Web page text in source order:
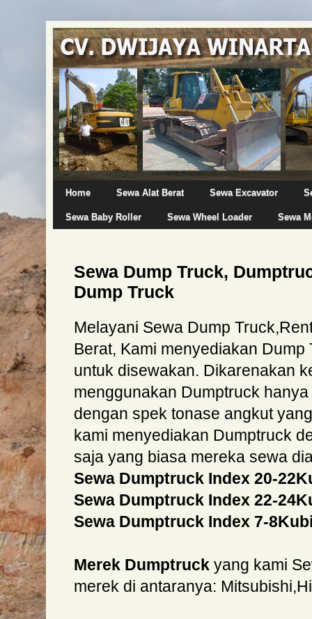
Home Sewa Alat Berat Sewa Excavator
Sewa Baby Roller Sewa Wheel Loader Sewa
Sewa Dump Truck,
Dump Truck
Melayani Sewa Dump
Berat, Kami menyediakan
untuk disewakan. Dikarenakan
menggunakan Dumptruck
dengan spek tonase angkut
kami menyediakan Dumptruck
saja yang biasa mereka sewa
Sewa Dumptruck Index 20-
Sewa Dumptruck Index 22-
Sewa Dumptruck Index 7-
Merek Dumptruck yang kami
merek di antaranya: